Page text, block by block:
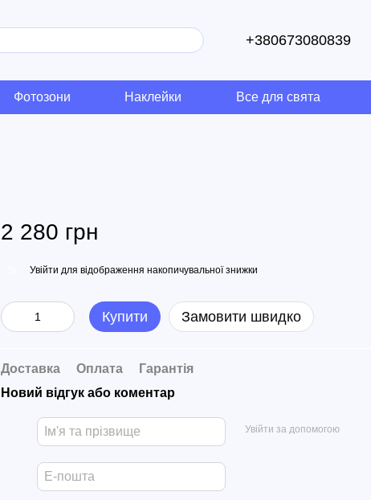
+380673080839
Фотозони Наклейки Все для свята
2 280 грн
Увійти для відображення накопичувальної знижки
Купити Замовити швидко
Доставка Оплата
Гарантія
Новий відгук або коментар
Увійти за допомогою